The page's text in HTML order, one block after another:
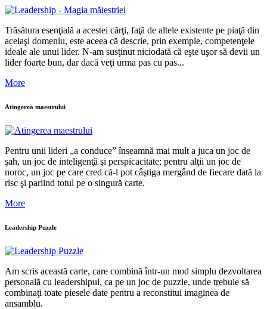
Trăsătura esenţială a acestei cărţi, faţă de altele existente pe piaţă din
acelaşi domeniu, este aceea că descrie, prin exemple, competenţele
ideale ale unui lider. N-am susţinut niciodată că eşte uşor să devii un
lider foarte bun, dar dacă veţi urma pas cu pas...
More
Atingerea maestrului
Pentru unii lideri „a conduce” înseamnă mai mult a juca un joc de
şah, un joc de inteligenţă şi perspicacitate; pentru alţii un joc de
noroc, un joc pe care cred că-l pot câştiga mergând de fiecare dată la
risc şi pariind totul pe o singură carte.
More
Leadership Puzzle
Am scris această carte, care combină într-un mod simplu dezvoltarea
personală cu leadershipul, ca pe un joc de puzzle, unde trebuie să
combinaţi toate piesele date pentru a reconstitui imaginea de
ansamblu.